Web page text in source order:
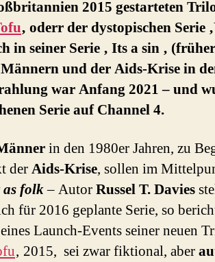
2015 gestarteten
‚ oderr der dystopischen Serie
in seiner Serie ‚ Its a sin ‚
und der Aids-Krise in
war Anfang 2021 – und
Serie auf Channel 4.
in den 1980er Jahren, zu
derAids-Krise, sollen im
as folk– AutorRussel T. Davies
für 2016 geplante Serie, so
Launch-Events seiner neuen
‚ 2015, sei zwar fiktional, aber